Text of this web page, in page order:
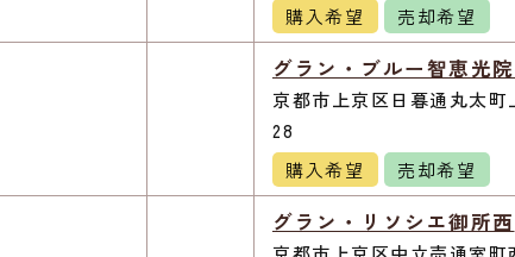
購入希望
売却希望
グラン・ブルー智恵光
京都市上京区日暮通丸太
28
購入希望
売却希望
グラン・リソシエ御所西